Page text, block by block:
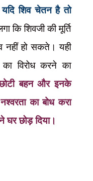
शिव चेतन है तो
कि शिवजी की मूर्ति
नहीं हो सकते। यही
विरोध करने का
बहन और इनके
का बोध करा
घर छोड़ दिया।